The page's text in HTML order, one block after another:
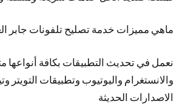
ماهي مميزات خدمة تصليح تلفونات جابر
والانستغرام واليوتيوب وتطبيقات التويتر
الاصدارات الحديثة